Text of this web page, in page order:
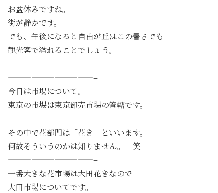
お盆休みですね。
街が静かです。
でも、午後になると自由が丘はこの暑さでも
観光客で溢れることでしょう。
———————————–
今日は市場について。
東京の市場は東京卸売市場の管轄です。
その中で花部門は「花き」といいます。
何故そういうのかは知りません。 笑
———————————–
一番大きな花市場は大田花きなので
大田市場についてです。